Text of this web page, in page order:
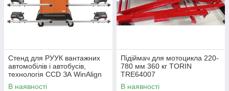
Стенд для РУУК вантажних
автомобілів і автобусів,
технологія CCD ЗА WinAlign
HUNTER WA510E-DSP740T
В наявності
Підіймач для мотоцикла 220-
780 мм 360 кг TORIN
TRE64007
В наявності